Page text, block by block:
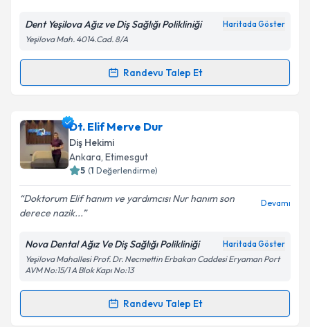
Dent Yeşilova Ağız ve Diş Sağlığı Polikliniği Haritada Göster
Yeşilova Mah. 4014.Cad. 8/A
Randevu Talep Et
Randevu Takvimi Talebi
Dt. Metehan Çalışkaniçin randevu takvimi talebi
oluşturun. Size bu uzmandan randevu almanız için bir
takvim hazırlandığında e-posta ile bilgilendireceğiz.
Kişisel verilerimin işlenmesine ilişkin
Aydınlatma
Metni'ni okudum ve kişisel verilerimin belirtilen
kapsamda işlenmesini kabul ediyorum.
Takvim Talebini Gönder
Dt. Elif Merve Dur
Diş Hekimi
Ankara, Etimesgut
5 (1 Değerlendirme)
Doktorum Elif hanım ve yardımcısı Nur hanım son
derece nazik...
Devamı
Nova Dental Ağız Ve Diş Sağlığı Polikliniği Haritada Göster
Yeşilova Mahallesi Prof. Dr. Necmettin Erbakan Caddesi Eryaman Port
AVM No:15/1 A Blok Kapı No:13
Randevu Talep Et
Randevu Takvimi Talebi